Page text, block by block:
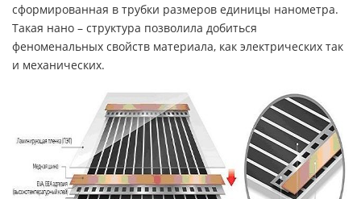
сформированная в трубки размеров единицы нанометра.
Такая нано – структура позволила добиться
феноменальных свойств материала, как электрических так
и механических.